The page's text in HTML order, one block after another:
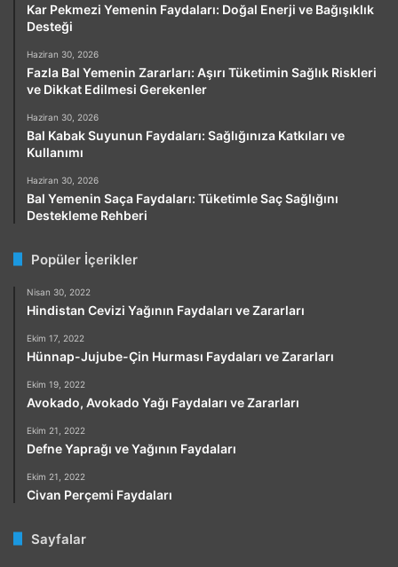
Kar Pekmezi Yemenin Faydaları: Doğal Enerji ve Bağışıklık
Desteği
Haziran 30, 2026
Fazla Bal Yemenin Zararları: Aşırı Tüketimin Sağlık Riskleri
ve Dikkat Edilmesi Gerekenler
Haziran 30, 2026
Bal Kabak Suyunun Faydaları: Sağlığınıza Katkıları ve
Kullanımı
Haziran 30, 2026
Bal Yemenin Saça Faydaları: Tüketimle Saç Sağlığını
Destekleme Rehberi
Popüler İçerikler
Nisan 30, 2022
Hindistan Cevizi Yağının Faydaları ve Zararları
Ekim 17, 2022
Hünnap-Jujube-Çin Hurması Faydaları ve Zararları
Ekim 19, 2022
Avokado, Avokado Yağı Faydaları ve Zararları
Ekim 21, 2022
Defne Yaprağı ve Yağının Faydaları
Ekim 21, 2022
Civan Perçemi Faydaları
Sayfalar